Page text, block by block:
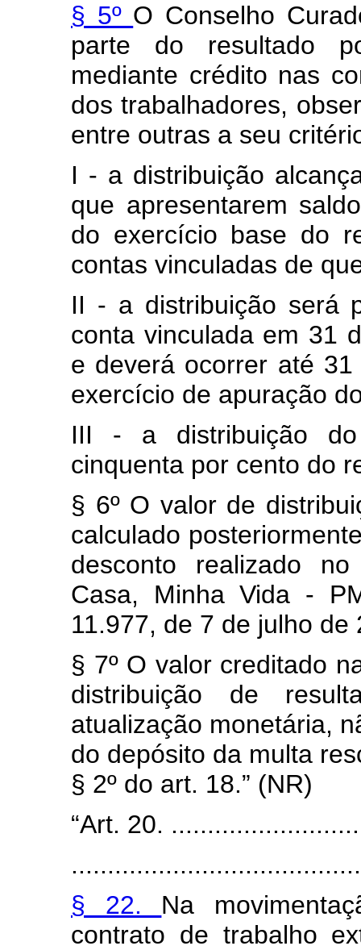
§ 5º O Conselho
parte do resultado
mediante crédito nas
dos trabalhadores,
entre outras a seu
I - a distribuição
que apresentarem
do exercício base do
contas vinculadas de
II - a distribuição será
conta vinculada em 31
e deverá ocorrer até
exercício de apuração
III - a distribuição
cinquenta por cento do
§ 6º O valor de
calculado
desconto realizado
Casa, Minha Vida -
11.977, de 7 de julho de
§ 7º O valor creditado
distribuição de
atualização monetária,
do depósito da multa
§ 2º do art. 18.” (NR)
“Art. 20.
§ 22. Na
contrato de trabalho